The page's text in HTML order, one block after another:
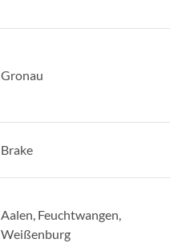
Gronau
Brake
Aalen, Feuchtwangen,
Weißenburg